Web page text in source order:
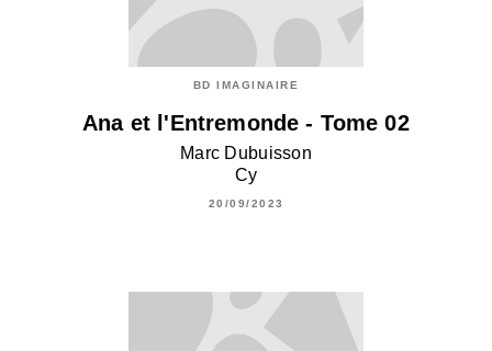
BD IMAGINAIRE
Ana et l'Entremonde - Tome 02
Marc Dubuisson
Cy
20/09/2023